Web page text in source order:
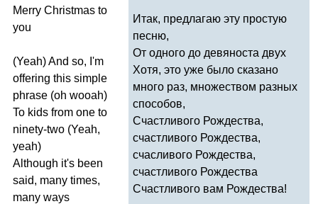
Merry Christmas to
you
(Yeah)And so, I'm
offering this simple
phrase (oh wooah)
To kids from one to
ninety-two (Yeah,
yeah)
Although it's been
said, many times,
many ways
Итак, предлагаю эту простую
песню,
От одного до девяноста двух
Хотя, это уже было сказано
много раз, множеством разных
способов,
Счастливого Рождества,
счастливого Рождества,
счасливого Рождества,
счастливого Рождества
Счастливого вам Рождества!